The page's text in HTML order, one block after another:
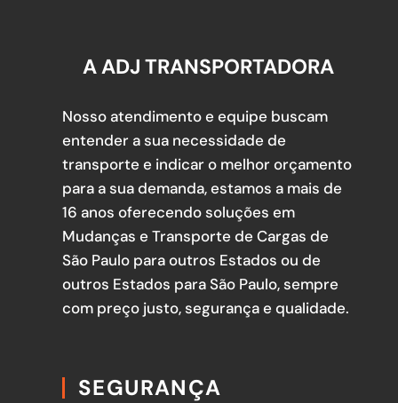
A ADJ TRANSPORTADORA
Nosso atendimento e equipe buscam
entender a sua necessidade de
transporte e indicar o melhor orçamento
para a sua demanda, estamos a mais de
16 anos oferecendo soluções em
Mudanças e Transporte de Cargas de
São Paulo para outros Estados ou de
outros Estados para São Paulo, sempre
com preço justo, segurança e qualidade.
SEGURANÇA